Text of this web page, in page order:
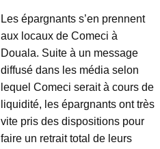
Les épargnants s’en prennent
aux locaux de Comeci à
Douala. Suite à un message
diffusé dans les média selon
lequel Comeci serait à cours de
liquidité, les épargnants ont très
vite pris des dispositions pour
faire un retrait total de leurs